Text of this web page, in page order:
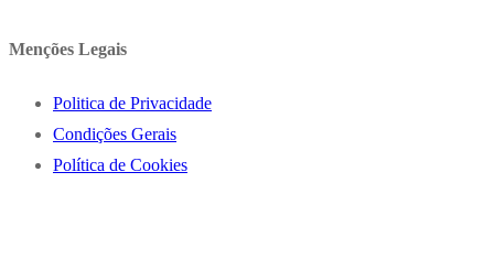
Menções Legais
Politica de Privacidade
Condições Gerais
Política de Cookies